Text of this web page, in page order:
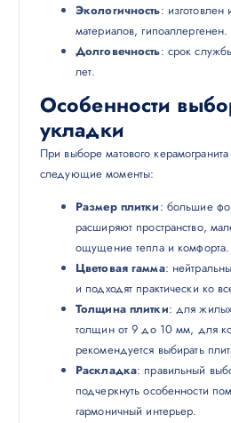
Экологичность: изготовлен
материалов, гипоаллергенен.
Долговечность: срок
лет.
Особенности
укладки
При выборе матового
следующие моменты:
Размер плитки: большие
расширяют пространство,
ощущение тепла и комфорта.
Цветовая гамма:
и подходят практически ко
Толщина плитки: для
толщин от 9 до 10 мм, для
рекомендуется выбирать
Раскладка: правильный
подчеркнуть особенности
гармоничный интерьер.